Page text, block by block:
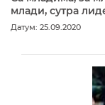
млади, сутра
Датум: 25.09.2020